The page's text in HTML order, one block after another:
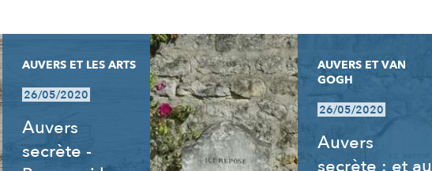
AUVERS ET LES ARTS
26/05/2020
Auvers
secrète -
AUVERS ET VAN
GOGH
26/05/2020
Auvers
secrète : et au